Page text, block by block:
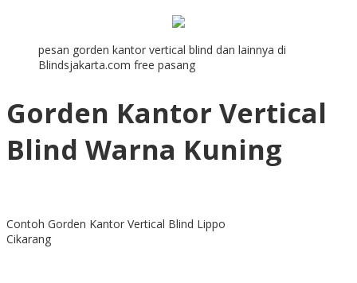
pesan gorden kantor vertical blind dan lainnya di
Blindsjakarta.com free pasang
Gorden Kantor Vertical
Blind Warna Kuning
Contoh Gorden Kantor Vertical Blind Lippo
Cikarang